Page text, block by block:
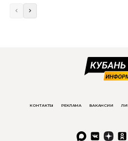
КОНТАКТЫ РЕКЛАМА ВАКАНСИИ